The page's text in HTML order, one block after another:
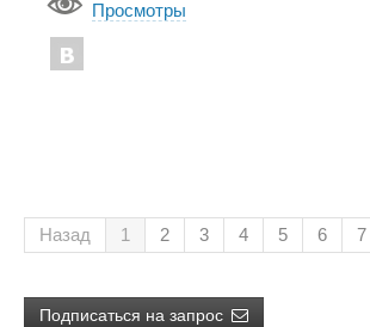
Просмотры
Назад 1 2 3 4 5 6 7
Подписаться на запрос